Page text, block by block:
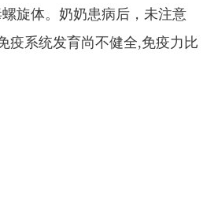
旋体。奶奶患病后，未注意
疫系统发育尚不健全,免疫力比